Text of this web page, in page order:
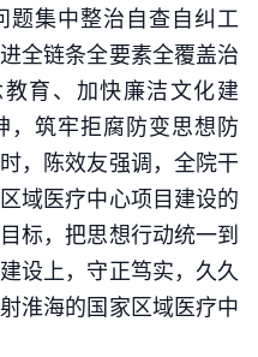
题集中整治自查自纠工
全链条全要素全覆盖治
育、加快廉洁文化建
，筑牢拒腐防变思想防
，陈效友强调，全院干
域医疗中心项目建设的
标，把思想行动统一到
设上，守正笃实，久久
淮海的国家区域医疗中